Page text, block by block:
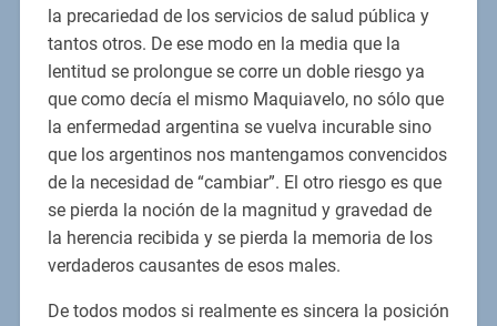
la precariedad de los servicios de salud pública y
tantos otros. De ese modo en la media que la
lentitud se prolongue se corre un doble riesgo ya
que como decía el mismo Maquiavelo, no sólo que
la enfermedad argentina se vuelva incurable sino
que los argentinos nos mantengamos convencidos
de la necesidad de “cambiar”. El otro riesgo es que
se pierda la noción de la magnitud y gravedad de
la herencia recibida y se pierda la memoria de los
verdaderos causantes de esos males.
De todos modos si realmente es sincera la posición